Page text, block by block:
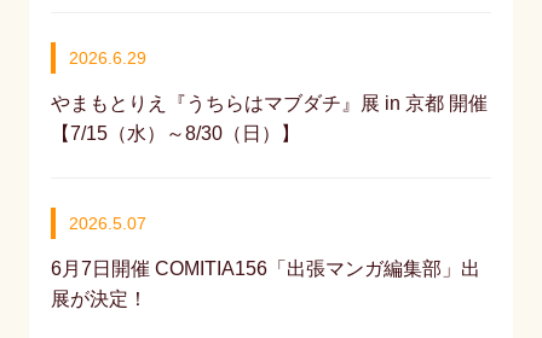
2026.6.29
やまもとりえ『うちらはマブダチ』展 in 京都 開催
【7/15（水）～8/30（日）】
2026.5.07
6月7日開催 COMITIA156「出張マンガ編集部」出
展が決定！